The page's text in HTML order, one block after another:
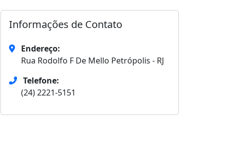
Informações de Contato
Endereço:
Rua Rodolfo F De Mello Petrópolis - RJ
Telefone:
(24) 2221-5151